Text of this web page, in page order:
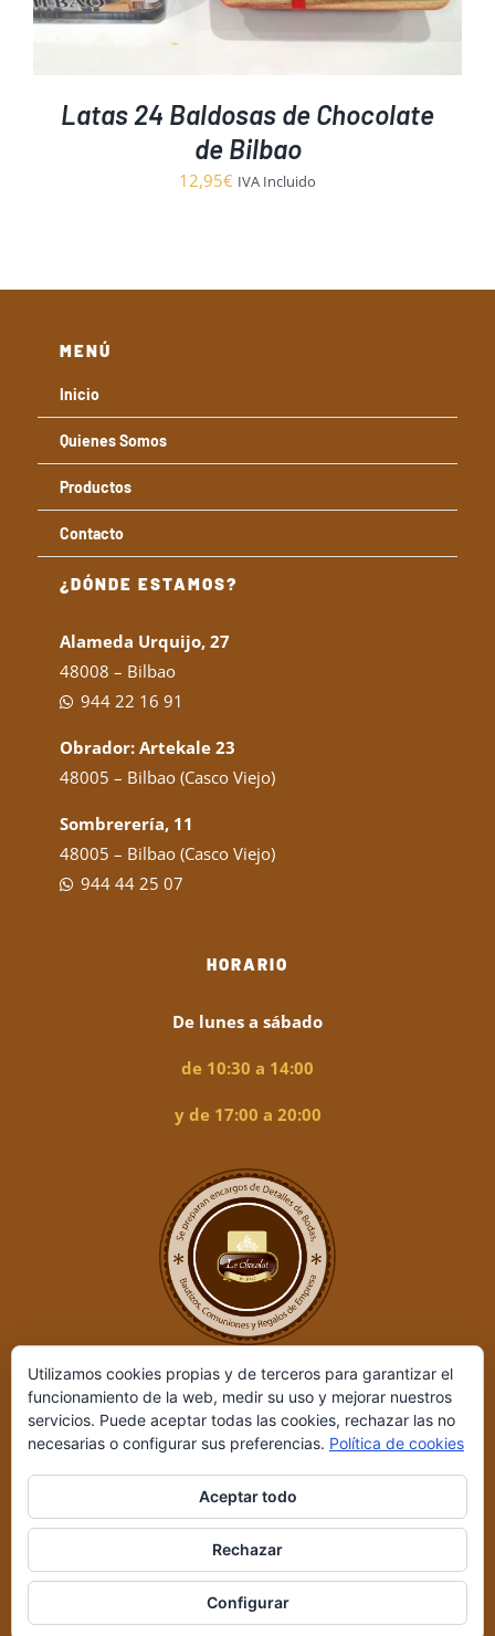
Latas 24 Baldosas de Chocolate
de Bilbao
12,95€ IVA Incluido
MENÚ
Inicio
Quienes Somos
Productos
Contacto
¿DÓNDE ESTAMOS?
Alameda Urquijo, 27
48008 – Bilbao
944 22 16 91
Obrador: Artekale 23
48005 – Bilbao (Casco Viejo)
Sombrerería, 11
48005 – Bilbao (Casco Viejo)
944 44 25 07
HORARIO
De lunes a sábado
de 10:30 a 14:00
y de 17:00 a 20:00
Aviso legal y Política de privacidad
Utilizamos cookies propias y de terceros para garantizar el
funcionamiento de la web, medir su uso y mejorar nuestros
servicios. Puede aceptar todas las cookies, rechazar las no
necesarias o configurar sus preferencias. Política de cookies
Aceptar todo
Rechazar
Configurar